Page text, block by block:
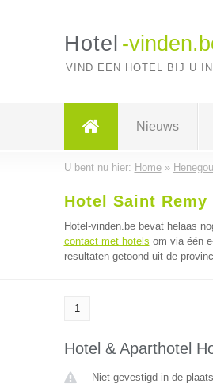
Hotel -
VIND EEN HOTEL BIJ U
Nieuws
U bent nu hier: Home»
Hotel Saint Remy
Hotel-vinden.be bevat helaas
contact met hotels om via één
resultaten getoond uit de
1
Hotel & Aparthotel
Niet gevestigd in de